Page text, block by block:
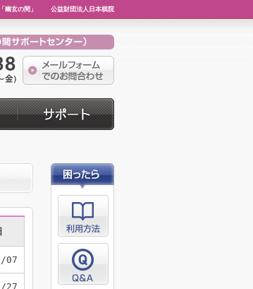
幽玄の間」 公益財団法人日本棋院
07
27